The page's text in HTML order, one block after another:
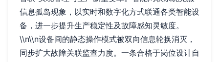
信息孤岛现象，以实时和数字化方式联通各类智能设
备，进一步提升生产稳定性及故障感知灵敏度。
\\n\\n设备间的静态操作模式被双向信息轮换消灭，
同步扩大故障关联监查力度。一条合格于岗位设计自